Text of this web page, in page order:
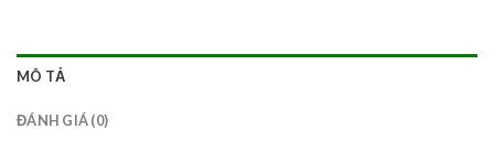
MÔ TẢ
ĐÁNH GIÁ (0)